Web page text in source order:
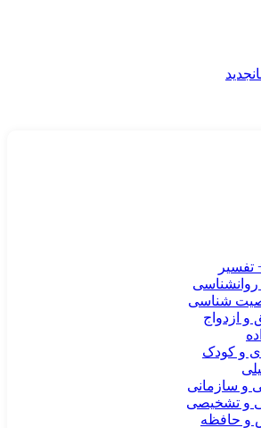
جدید
تفسیر
شناسی
ازدواج
و کودک
و سازمانی
و تشخیصی
حافظه